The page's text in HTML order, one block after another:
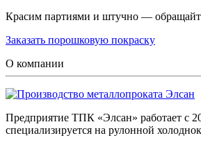
Красим партиями и штучно —
Заказать порошковую покраску
О компании
Предприятие ТПК «Элсан» работает с
специализируется на рулонной